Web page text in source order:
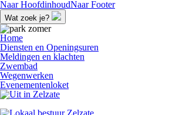
Naar HoofdinhoudNaar Footer
Wat zoek je?
Home
Diensten en Openingsuren
Meldingen en klachten
Zwembad
Wegenwerken
Evenementenloket